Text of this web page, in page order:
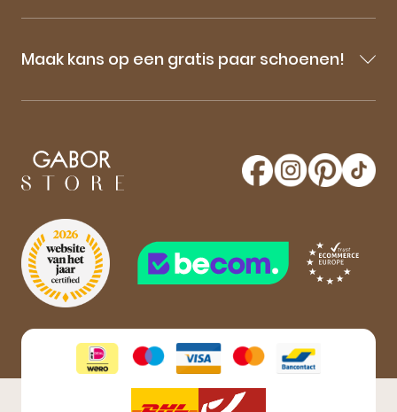
Maak kans op een gratis paar schoenen!
Blijf op de hoogte van onze sale-aankondigingen,
maak kans op een gratis paar Gabor schoenen!
Aanmelden